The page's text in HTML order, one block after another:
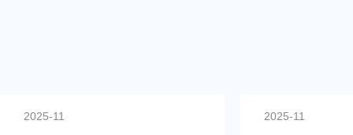
2025-11 2025-11